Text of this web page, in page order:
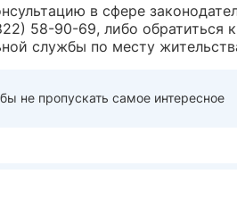
в сфере
58-90-69, либо обратиться
службы по месту
не пропускать самое интересное